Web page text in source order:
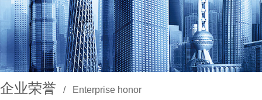
企业荣誉 / Enterprise honor